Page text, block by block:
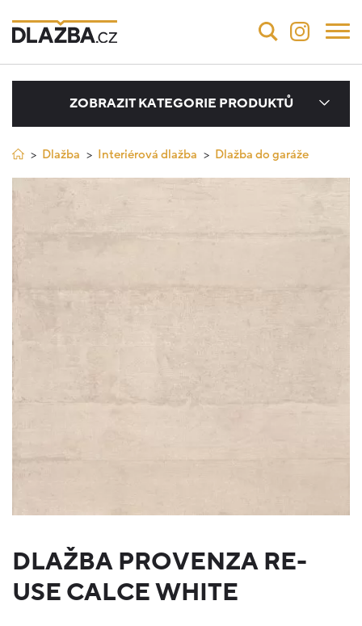
ZOBRAZIT KATEGORIE PRODUKTŮ
Dlažba Interiérová dlažba Dlažba do garáže
DLAŽBA PROVENZA RE-
USE CALCE WHITE